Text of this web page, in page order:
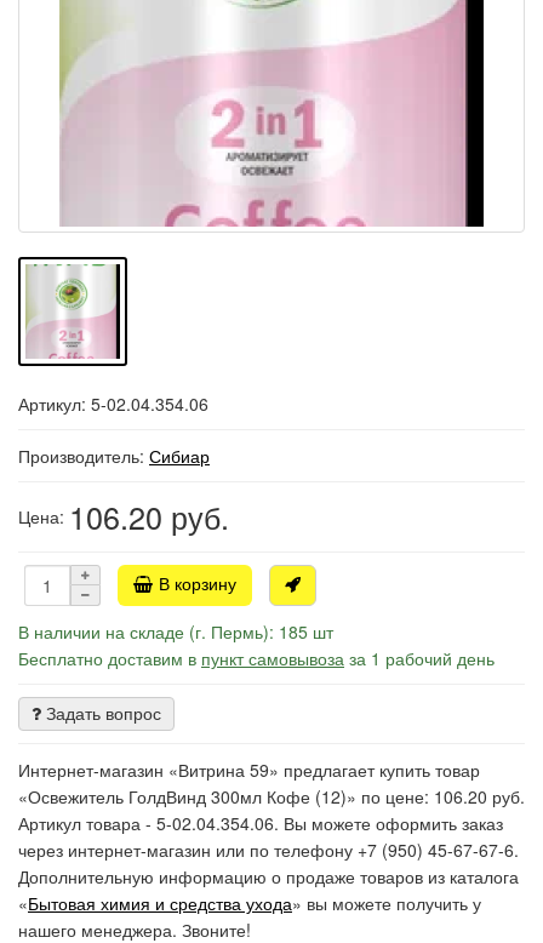
Артикул: 5-02.04.354.06
Производитель: Сибиар
Цена: 106.20 руб.
В корзину
В наличии на складе (г. Пермь): 185 шт
Бесплатно доставим в пункт самовывоза за 1 рабочий день
Задать вопрос
Интернет-магазин «Витрина 59» предлагает купить товар
«Освежитель ГолдВинд 300мл Кофе (12)» по цене: 106.20 руб.
Артикул товара - 5-02.04.354.06. Вы можете оформить заказ
через интернет-магазин или по телефону +7 (950) 45-67-67-6.
Дополнительную информацию о продаже товаров из каталога
«Бытовая химия и средства ухода» вы можете получить у
нашего менеджера. Звоните!